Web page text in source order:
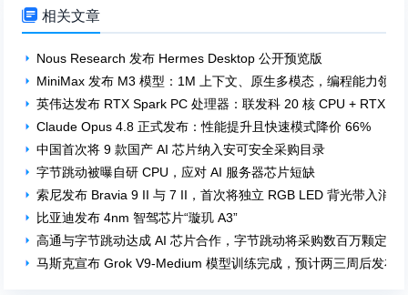
 相关文章
Nous Research 发布 Hermes Desktop 公开预览版
MiniMax 发布 M3 模型：1M 上下文、原生多模态，编程能力领先
英伟达发布 RTX Spark PC 处理器：联发科 20 核 CPU + RTX
Claude Opus 4.8 正式发布：性能提升且快速模式降价 66%
中国首次将 9 款国产 AI 芯片纳入安可安全采购目录
字节跳动被曝自研 CPU，应对 AI 服务器芯片短缺
索尼发布 Bravia 9 II 与 7 II，首次将独立 RGB LED 背光带入消费
比亚迪发布 4nm 智驾芯片“璇玑 A3”
高通与字节跳动达成 AI 芯片合作，字节跳动将采购数百万颗定制
马斯克宣布 Grok V9-Medium 模型训练完成，预计两三周后发布